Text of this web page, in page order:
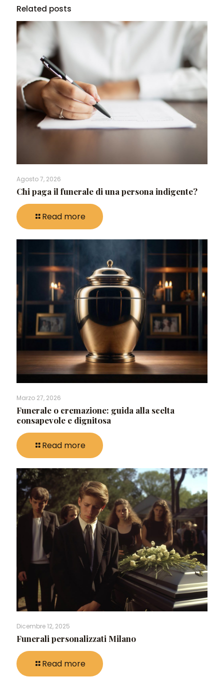
Related posts
Agosto 7, 2026
Chi paga il funerale di una persona indigente?
Read more
Marzo 27, 2026
Funerale o cremazione: guida alla scelta
consapevole e dignitosa
Read more
Dicembre 12, 2025
Funerali personalizzati Milano
Read more